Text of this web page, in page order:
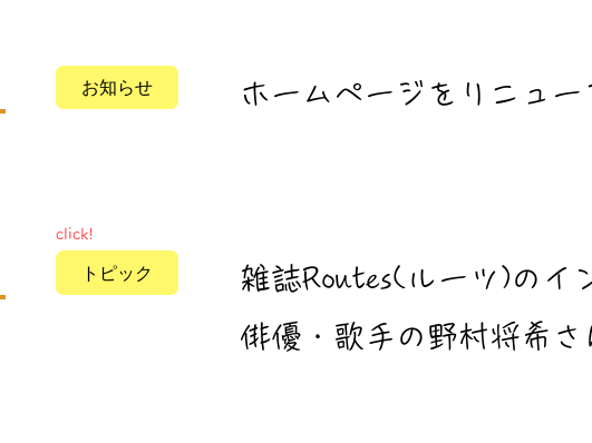
お知らせ ホームページをリニュ
click!
トピック
雑誌Routes(ルーツ)のイ
俳優・歌手の野村将希さ